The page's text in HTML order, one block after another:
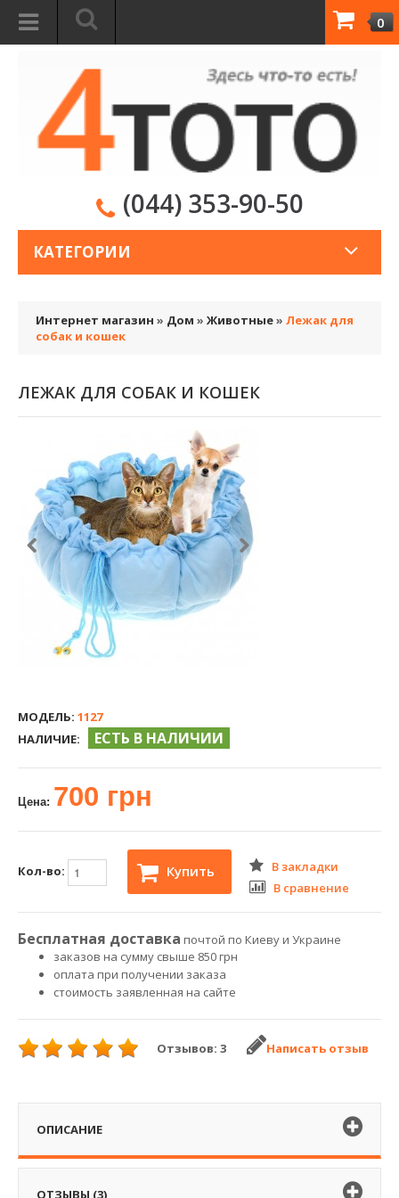
0
(044) 353-90-50
КАТЕГОРИИ
Интернет магазин » Дом » Животные» Лежак для
собак и кошек
ЛЕЖАК ДЛЯ СОБАК И КОШЕК
МОДЕЛЬ: 1127
НАЛИЧИЕ:
ЕСТЬ В НАЛИЧИИ
Цена: 700 грн
Кол-во: Купить
В закладки
В сравнение
Бесплатная доставка почтой по Киеву и Украине
заказов на сумму свыше 850 грн
оплата при получении заказа
стоимость заявленная на сайте
Отзывов: 3 Написать отзыв
ОПИСАНИЕ
ОТЗЫВЫ (3)